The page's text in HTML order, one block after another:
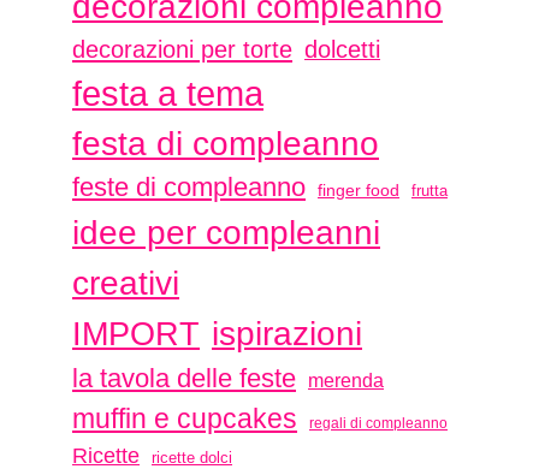
decorazioni per torte dolcetti
festa a tema
festa di compleanno
feste di compleanno finger food frutta
idee per compleanni
creativi
IMPORT ispirazioni
la tavola delle feste merenda
muffin e cupcakes regali di compleanno
Ricette ricette dolci